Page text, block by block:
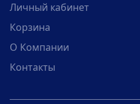
Личный кабинет
Корзина
О Компании
Контакты